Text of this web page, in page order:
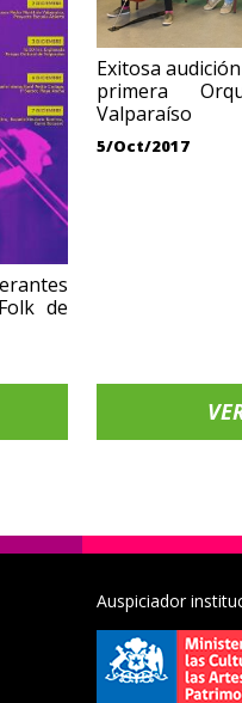
de
Exitosa
primera
Valparaíso
5/Oct/2017
Auspiciador